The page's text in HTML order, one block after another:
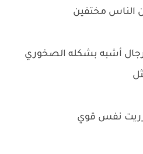
الناس مختفين
أشبه بشكله الصخوري
نفس قوي